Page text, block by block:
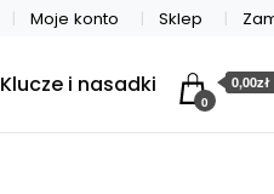
Moje konto Sklep
Klucze i nasadki
0
0,00zł